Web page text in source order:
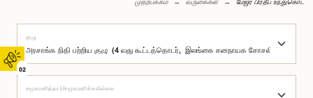
02
குழு
சமூகமளித்தார்/சமூகமளிக்கவில்லை